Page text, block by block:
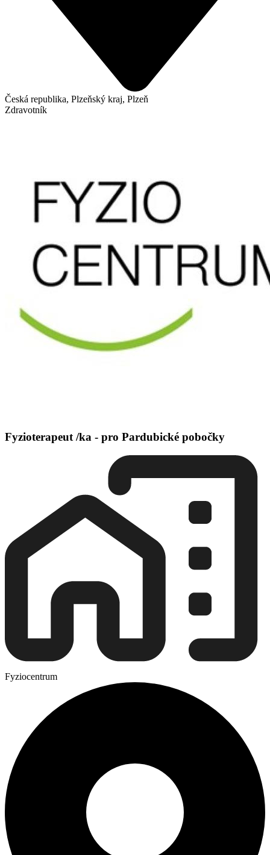
Česká republika, Plzeňský kraj, Plzeň
Zdravotník
Fyzioterapeut /ka - pro Pardubické pobočky
Fyziocentrum